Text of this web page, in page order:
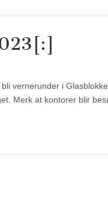
vernerunder i
Merk at kontorer blir